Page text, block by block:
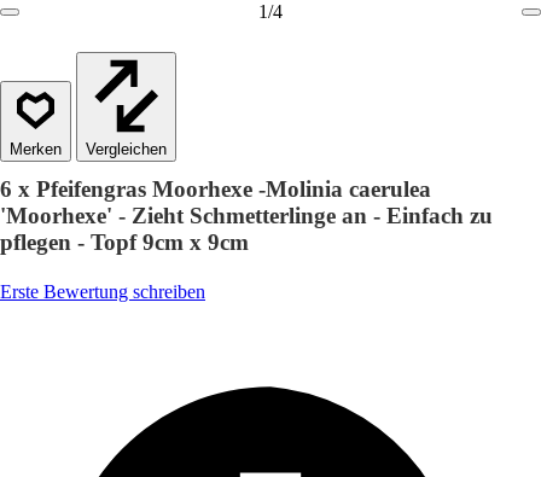
1/4
Vergleichen
6 x Pfeifengras Moorhexe -Molinia caerulea
'Moorhexe' - Zieht Schmetterlinge an - Einfach zu
pflegen - Topf 9cm x 9cm
Erste Bewertung schreiben